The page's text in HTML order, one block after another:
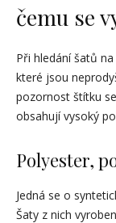
čemu se
Při hledání šatů
které jsou
pozornost štítku
obsahují vysoký
Polyester,
Jedná se o
Šaty z nich